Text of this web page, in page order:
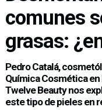
comunes
grasas:
Pedro Catalá,
Química Cosmética en
Twelve Beauty nos
este tipo de pieles en